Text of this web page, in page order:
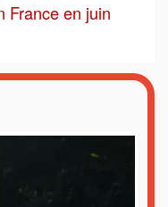
France en juin